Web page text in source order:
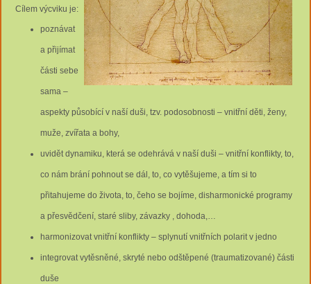
Cílem výcviku je:
poznávat
a přijímat
části sebe
sama –
aspekty působící v naší duši, tzv. podosobnosti – vnitřní děti, ženy,
muže, zvířata a bohy,
uvidět dynamiku, která se odehrává v naší duši – vnitřní konflikty, to,
co nám brání pohnout se dál, to, co vytěšujeme, a tím si to
přitahujeme do života, to, čeho se bojíme, disharmonické programy
a přesvědčení, staré sliby, závazky , dohoda,…
harmonizovat vnitřní konflikty – splynutí vnitřních polarit v jedno
integrovat vytěsněné, skryté nebo odštěpené (traumatizované) části
duše